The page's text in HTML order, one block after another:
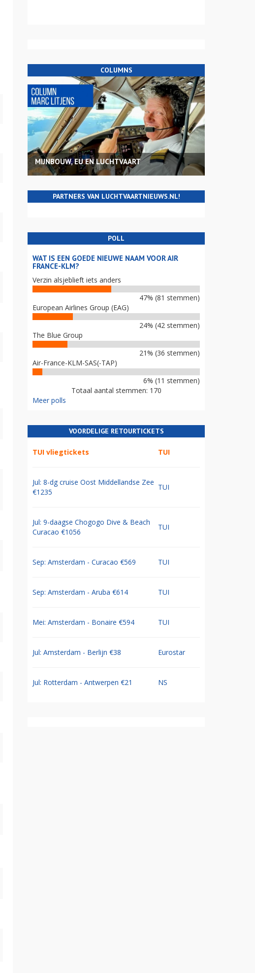
COLUMNS
MIJNBOUW, EU EN LUCHTVAART
PARTNERS VAN LUCHTVAARTNIEUWS.NL!
POLL
WAT IS EEN GOEDE NIEUWE NAAM VOOR AIR
FRANCE-KLM?
Verzin alsjeblieft iets anders
47% (81 stemmen)
European Airlines Group (EAG)
24% (42 stemmen)
The Blue Group
21% (36 stemmen)
Air-France-KLM-SAS(-TAP)
6% (11 stemmen)
Totaal aantal stemmen: 170
Meer polls
VOORDELIGE RETOURTICKETS
TUI vliegtickets TUI
Jul: 8-dg cruise Oost Middellandse Zee
€1235
TUI
Jul: 9-daagse Chogogo Dive & Beach
Curacao €1056
TUI
Sep: Amsterdam - Curacao €569 TUI
Sep: Amsterdam - Aruba €614 TUI
Mei: Amsterdam - Bonaire €594 TUI
Jul: Amsterdam - Berlijn €38 Eurostar
Jul: Rotterdam - Antwerpen €21 NS